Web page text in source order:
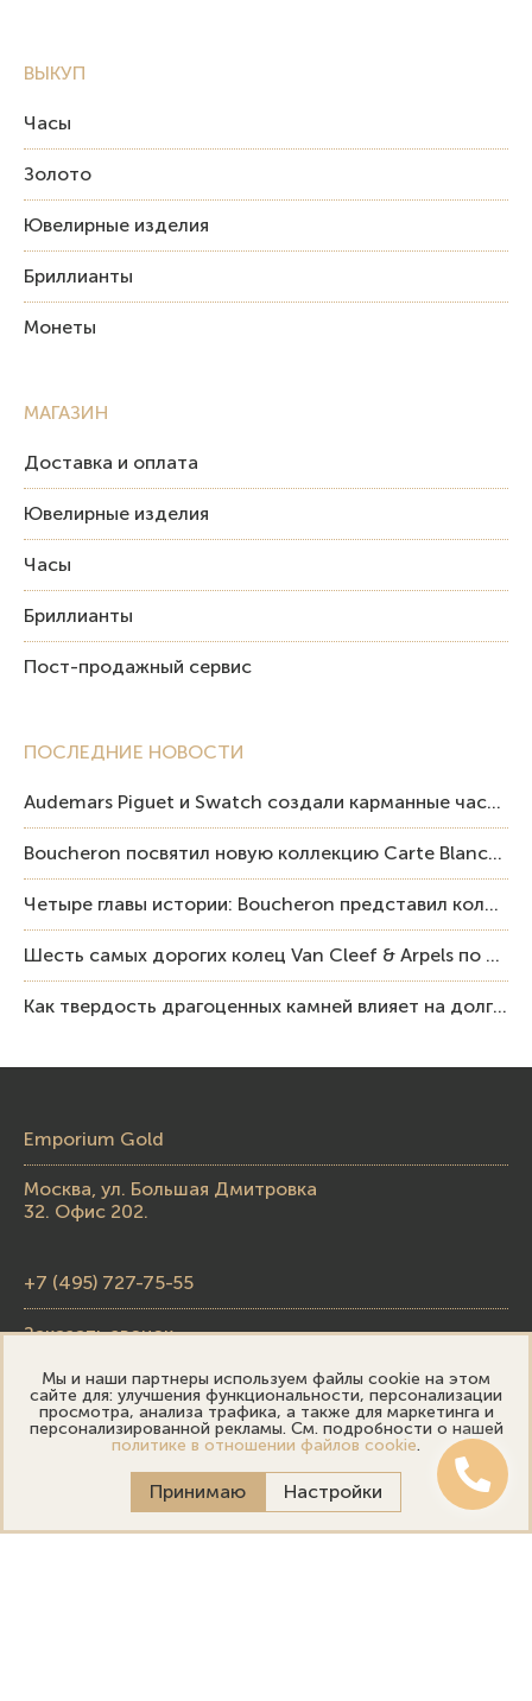
ВЫКУП
Часы
Золото
Ювелирные изделия
Бриллианты
Монеты
ПОСЛЕДНИЕ НОВОСТИ
Audemars Piguet и Swatch создали карманные часы в эстетике Royal Oak и Pop Art
Boucheron посвятил новую коллекцию Carte Blanche Human Being человеку и силе мастерства
Четыре главы истории: Boucheron представил коллекцию «Nom: Boucheron, Prénom: Frédéric»
Шесть самых дорогих колец Van Cleef & Arpels по итогам аукционов Sotheby’s
Как твердость драгоценных камней влияет на долговечность ювелирных изделий
МАГАЗИН
Доставка и оплата
Ювелирные изделия
Часы
Бриллианты
Пост-продажный сервис
Emporium Gold
Москва, ул. Большая Дмитровка
32. Офис 202.
+7 (495) 727-75-55
Заказать звонок
skupka@emporiumgold.com
sale@emporiumgold.com
Режим работы:
Пн-Пт: 10:00–20:00
Мы и наши партнеры используем файлы cookie на этом
сайте для: улучшения функциональности, персонализации
просмотра, анализа трафика, а также для маркетинга и
персонализированной рекламы. См. подробности о нашей
политике в отношении файлов cookie.
Принимаю Настройки